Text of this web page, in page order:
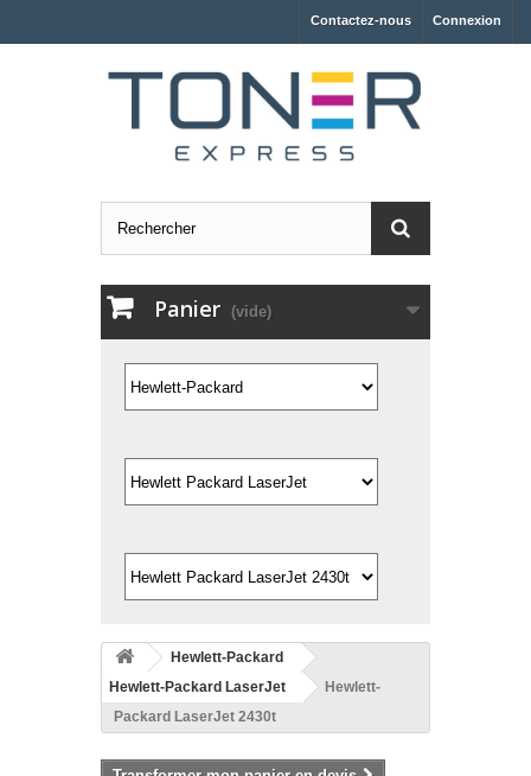
Connexion
Contactez-nous
Panier (vide)
Hewlett-Packard
Hewlett-Packard LaserJet
Hewlett-
Packard LaserJet 2430t